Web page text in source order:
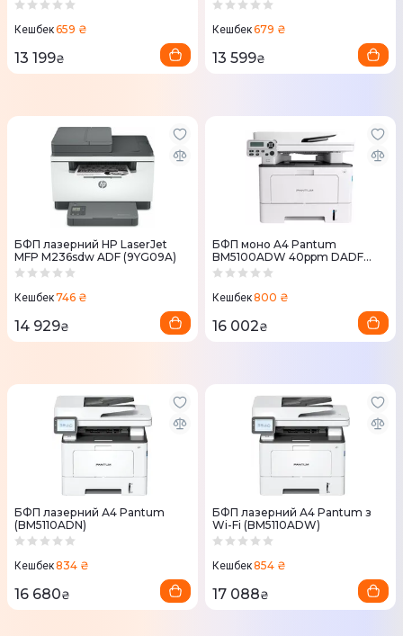
Кешбек659 ₴
13 199₴
Кешбек679 ₴
13 599₴
БФП лазерний HP LaserJet
MFP M236sdw ADF (9YG09A)
Кешбек746 ₴
14 929₴
БФП моно A4 Pantum
BM5100ADW 40ppm DADF
Duplex Ethernet WiFi
Кешбек800 ₴
16 002₴
БФП лазерний А4 Pantum
(BM5110ADN)
Кешбек834 ₴
16 680₴
БФП лазерний А4 Pantum з
Wi-Fi (BM5110ADW)
Кешбек854 ₴
17 088₴